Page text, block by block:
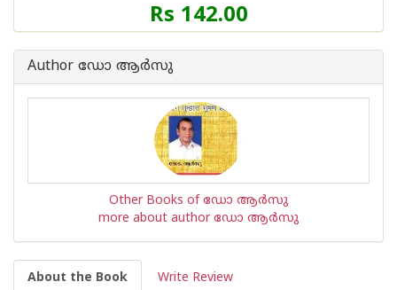
Rs 142.00
Author ഡോ ആര്‍സു
Other Books of ഡോ ആര്‍സു
more about author ഡോ ആര്‍സു
About the Book Write Review